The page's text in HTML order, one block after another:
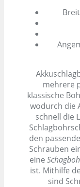
mehrere
klassische
wodurch die
schnell die
den
Schrauben
eine
ist. Mithilfe
sind